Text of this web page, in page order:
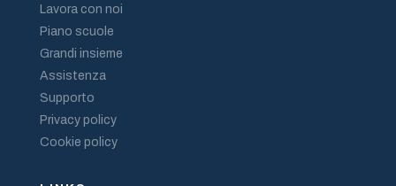
Lavora con noi
Piano scuole
Grandi insieme
Assistenza
Supporto
Privacy policy
Cookie policy